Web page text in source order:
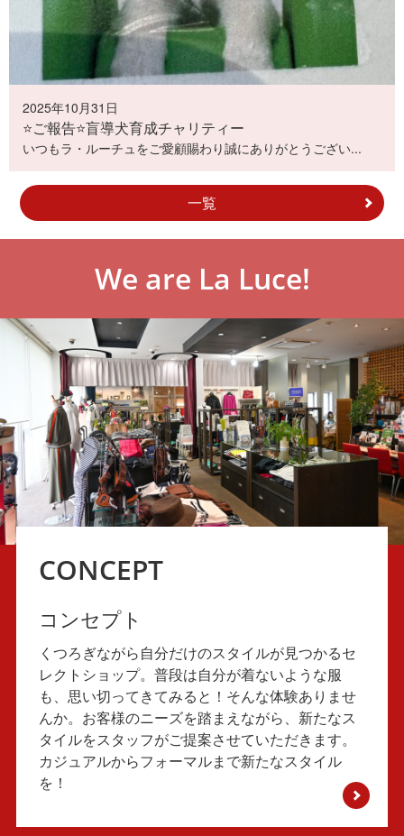
2025年10月31日
⭐️ご報告⭐️盲導犬育成チャリティー
いつもラ・ルーチュをご愛顧賜わり誠にありがとうござい...
一覧
We are La Luce!
CONCEPT
コンセプト
くつろぎながら自分だけのスタイルが見つかるセ
レクトショップ。普段は自分が着ないような服
も、思い切ってきてみると！そんな体験ありませ
んか。お客様のニーズを踏まえながら、新たなス
タイルをスタッフがご提案させていただきます。
カジュアルからフォーマルまで新たなスタイル
を！